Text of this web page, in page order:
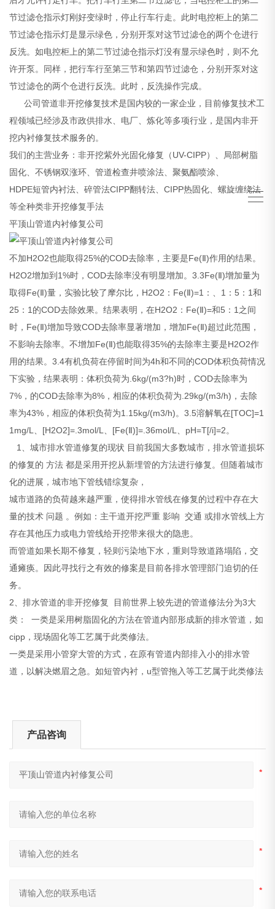
节过滤仓指示灯刚好变绿时，停止行车行走。此时电控柜上的第二
节过滤仓指示灯是显示绿色，分别开泵对这节过滤仓的两个仓进行
反洗。如电控柜上的第二节过滤仓指示灯没有显示绿色时，则不允
许开泵。同样，把行车行至第三节和第四节过滤仓，分别开泵对这
节过滤仓的两个仓进行反洗。此时，反洗操作完成。
公司管道非开挖修复技术是国内较的一家企业，目前修复技术工
程领域已经涉及市政供排水、电厂、炼化等多项行业，是国内非开
挖内衬修复技术服务的。
我们的主营业务：非开挖紫外光固化修复（UV-CIPP）、局部树脂
固化、不锈钢双涨环、管道检查井喷涂法、聚氨酯喷涂、
HDPE短管内衬法、碎管法CIPP翻转法、CIPP热固化、螺旋缠绕法
等全种类非开挖修复手法
平顶山管道内衬修复公司
不加H2O2也能取得25%的COD去除率，主要是Fe(Ⅱ)作用的结果。
H2O2增加到1%时，COD去除率没有明显增加。3.3Fe(Ⅱ)增加量为
取得Fe(Ⅱ)量，实验比较了摩尔比，H2O2：Fe(Ⅱ)=1：、1：5：1和
25：1的COD去除效果。结果表明，在H2O2：Fe(Ⅱ)=和5：1之间
时，Fe(Ⅱ)增加导致COD去除率显著增加，增加Fe(Ⅱ)超过此范围，
不影响去除率。不增加Fe(Ⅱ)也能取得35%的去除率主要是H2O2作
用的结果。3.4有机负荷在停留时间为4h和不同的COD体积负荷情况
下实验，结果表明：体积负荷为.6kg/(m3?h)时，COD去除率为
7%，的COD去除率为8%，相应的体积负荷为.29kg/(m3/h)，去除
率为43%，相应的体积负荷为1.15kg/(m3/h)。3.5溶解氧在[TOC]=1
1mg/L、[H2O2]=.3mol/L、[Fe(Ⅱ)]=.36mol/L、pH=T[/i]=2。
1、城市排水管道修复的现状 目前我国大多数城市，排水管道损坏
的修复的 方法 都是采用开挖从新埋管的方法进行修复。但随着城市
化的进展，城市地下管线错综复杂，
城市道路的负荷越来越严重，使得排水管线在修复的过程中存在大
量的技术 问题 。例如：主干道开挖严重 影响 交通 或排水管线上方
存在其他压力或电力管线给开挖带来很大的隐患。
而管道如果长期不修复，轻则污染地下水，重则导致道路塌陷，交
通瘫痪。因此寻找行之有效的修案是目前各排水管理部门迫切的任
务。
2、排水管道的非开挖修复 目前世界上较先进的管道修法分为3大
类： 一类是采用树脂固化的方法在管道内部形成新的排水管道，如
cipp，现场固化等工艺属于此类修法。
一类是采用小管穿大管的方式，在原有管道内部排入小的排水管
道，以解决燃眉之急。如短管内衬，u型管拖入等工艺属于此类修法
产品咨询